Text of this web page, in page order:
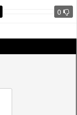
0